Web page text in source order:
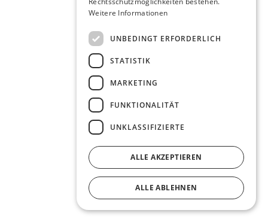
Weitere Informationen
UNBEDINGT ERFORDERLICH
STATISTIK
MARKETING
FUNKTIONALITÄT
UNKLASSIFIZIERTE
ALLE AKZEPTIEREN
ALLE ABLEHNEN